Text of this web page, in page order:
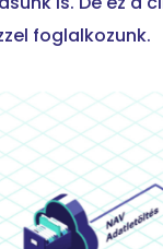
foglalkozunk.